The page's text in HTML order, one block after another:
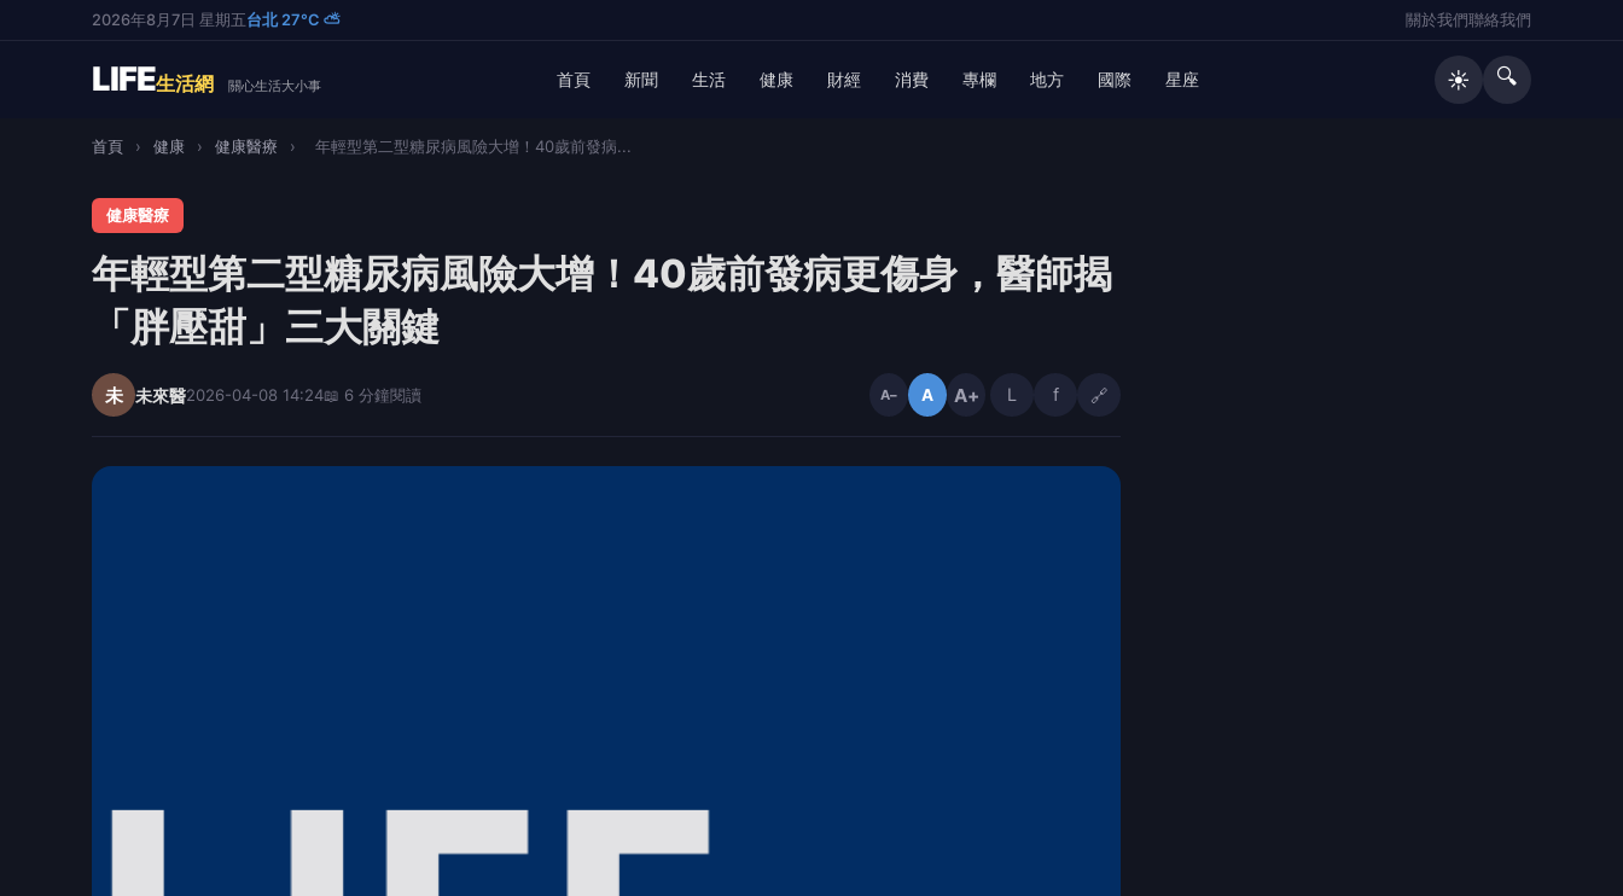
2026年8月7日 星期五台北 27°C ⛅ 關於我們聯絡我們
LIFE生活網 關心生活大小事 首頁 新聞 生活 健康 財經 消費 專欄 地方 國際 星座 ☀️ 🔍
首頁 › 健康 › 健康醫療 › 年輕型第二型糖尿病風險大增！40歲前發病...
健康醫療
年輕型第二型糖尿病風險大增！40歲前發病更傷身，醫師揭
「胖壓甜」三大關鍵
未 未來醫2026-04-08 14:24📖 6 分鐘閱讀 A− A A+ L f 🔗